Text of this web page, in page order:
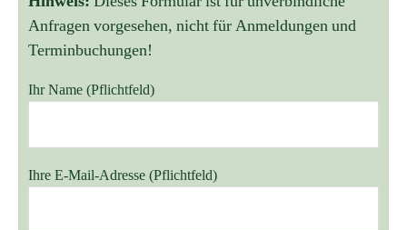
Anfragen vorgesehen, nicht für Anmeldungen und
Terminbuchungen!
Ihr Name (Pflichtfeld)
Bitte lasse dieses Feld leer.
Ihre E-Mail-Adresse (Pflichtfeld)